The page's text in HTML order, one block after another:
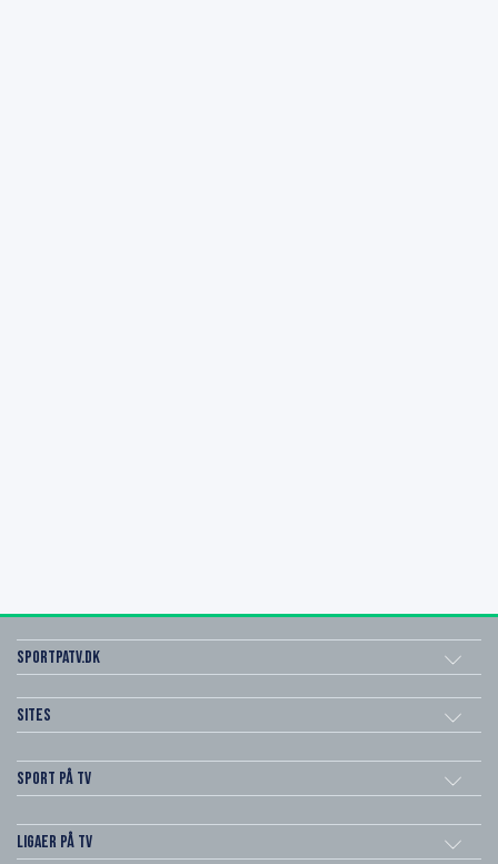
SportPaTV.dk
Sites
Sport på TV
Ligaer på TV